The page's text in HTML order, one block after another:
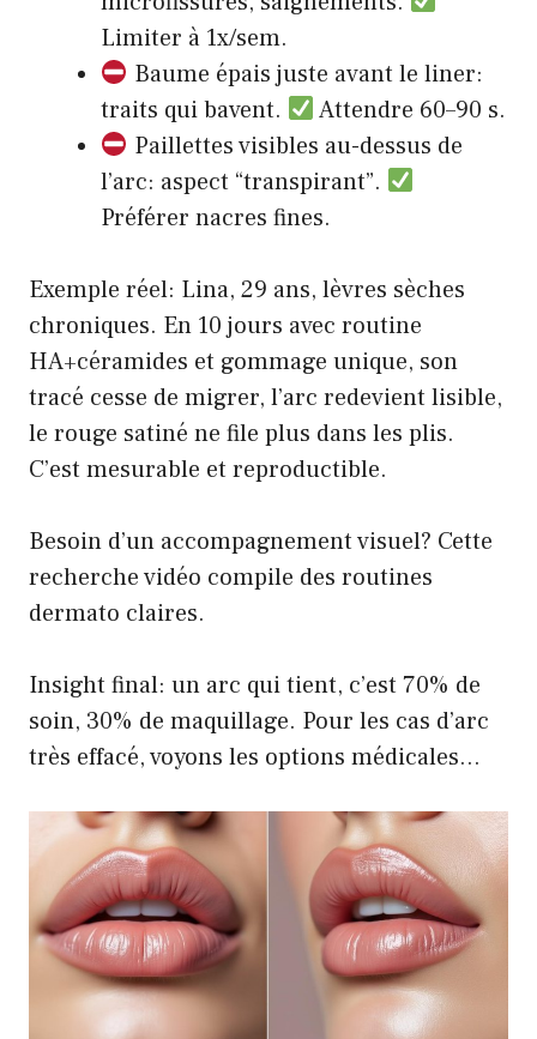
Limiter à 1x/sem.
Baume épais juste avant le liner:
traits qui bavent.
Attendre 60–90 s.
Paillettes visibles au-dessus de
l’arc: aspect “transpirant”.
Préférer nacres fines.
Exemple réel: Lina, 29 ans, lèvres sèches
chroniques. En 10 jours avec routine
HA+céramides et gommage unique, son
tracé cesse de migrer, l’arc redevient lisible,
le rouge satiné ne file plus dans les plis.
C’est mesurable et reproductible.
Besoin d’un accompagnement visuel? Cette
recherche vidéo compile des routines
dermato claires.
Insight final: un arc qui tient, c’est 70% de
soin, 30% de maquillage. Pour les cas d’arc
très effacé, voyons les options médicales…